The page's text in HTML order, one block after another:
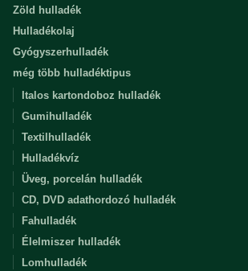
Zöld hulladék
Hulladékolaj
Gyógyszerhulladék
még több hulladéktipus
Italos kartondoboz hulladék
Gumihulladék
Textilhulladék
Hulladékvíz
Üveg, porcelán hulladék
CD, DVD adathordozó hulladék
Fahulladék
Élelmiszer hulladék
Lomhulladék